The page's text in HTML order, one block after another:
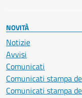
NOVITÀ
Notizie
Avvisi
Comunicati
Comunicati stampa
Comunicati stampa